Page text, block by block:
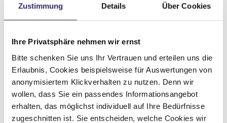
Zustimmung Details Über Cookies
Ihre Privatsphäre nehmen wir ernst
Bitte schenken Sie uns Ihr Vertrauen und erteilen uns die
Erlaubnis, Cookies beispielsweise für Auswertungen von
anonymisiertem Klickverhalten zu nutzen. Denn wir
wollen, dass Sie ein passendes Informationsangebot
erhalten, das möglichst individuell auf Ihre Bedürfnisse
zugeschnitten ist. Sie entscheiden, welche Cookies wir
Schlafplätze 3
Infrastruktur WC
Betten Doppel-/franz. Bett